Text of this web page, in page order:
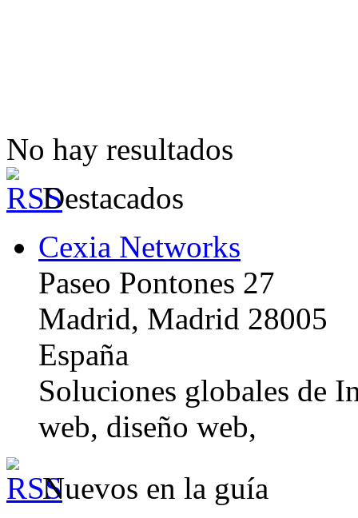
No hay resultados
Destacados
Cexia Networks
Paseo Pontones 27
Madrid, Madrid 28005
España
Soluciones globales de
web, diseño web,
Nuevos en la guía